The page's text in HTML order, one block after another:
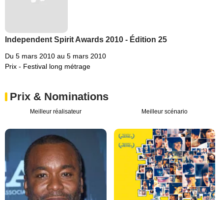
Independent Spirit Awards 2010 - Édition 25
Du 5 mars 2010 au 5 mars 2010
Prix - Festival long métrage
Prix & Nominations
Meilleur réalisateur Meilleur scénario